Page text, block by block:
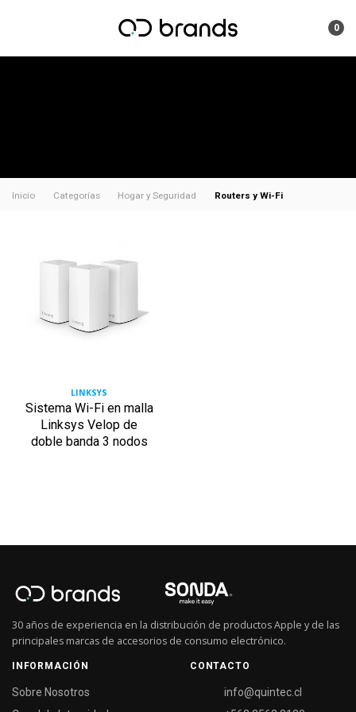
0
Inicio Categorías Hogar y Seguridad Routers y Wi-Fi
LINKSYS
Sistema Wi-Fi en malla
Linksys Velop de
doble banda 3 nodos
30 años de experiencia en la distribución de productos Apple y de las
principales marcas de accesorios de consumo electrónico.
INFORMACIÓN
Sobre Nosotros
CONTACTO
info@quintec.cl